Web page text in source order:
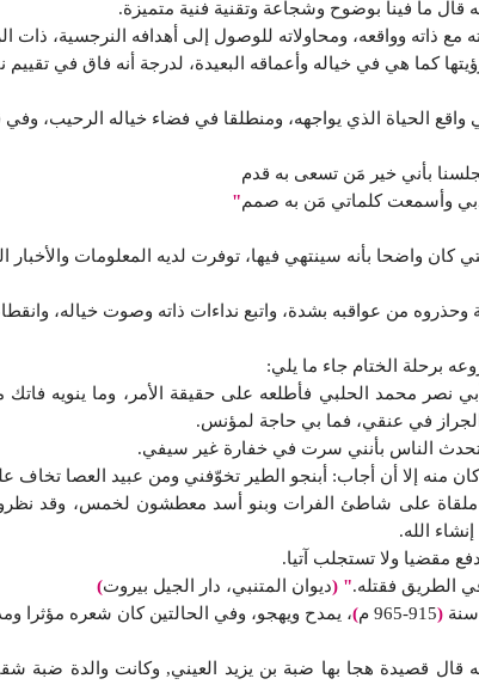
قال ما فينا بوضوح وشجاعة وتقنية فنية متميزة.
ذاته وواقعه، ومحاولاته للوصول إلى أهدافه النرجسية، ذات
كما هي في خياله وأعماقه البعيدة، لدرجة أنه فاق في تقييم
الحياة الذي يواجهه، ومنطلقا في فضاء خياله الرحيب،
بأني خير مَن تسعى به قدم
وأسمعت كلماتي مَن به صمم"
كان واضحا بأنه سينتهي فيها، توفرت لديه المعلومات
وحذروه من عواقبه بشدة، واتبع نداءات ذاته وصوت خياله،
برحلة الختام جاء ما يلي:
نصر محمد الحلبي فأطلعه على حقيقة الأمر، وما ينويه
في عنقي، فما بي حاجة لمؤنس.
الناس بأنني سرت في خفارة غير سيفي.
كان منه إلا أن أجاب: أبنجو الطير تخوّفني ومن عبيد العصا تخاف
على شاطئ الفرات وبنو أسد معطشون لخمس، وقد
الله.
مقضيا ولا تستجلب آتيا.
الطريق فقتله." (ديوان المتنبي، دار الجيل بيروت)
سنة(915-965 م )، يمدح ويهجو، وفي الحالتين كان شعره مؤثرا
قصيدة هجا بها ضبة بن يزيد العيني, وكانت والدة ضبة